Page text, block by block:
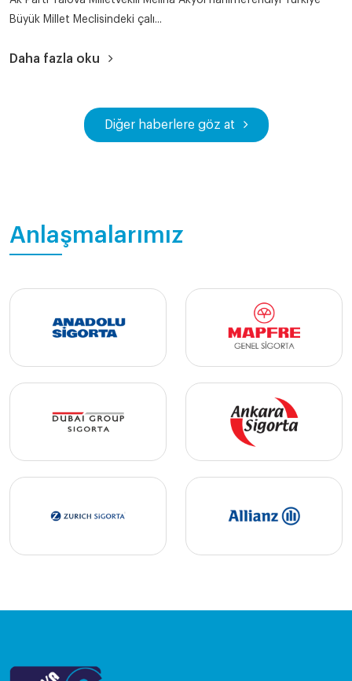
Büyük Millet Meclisindeki çalı...
Daha fazla oku
Diğer haberlere göz at
Anlaşmalarımız